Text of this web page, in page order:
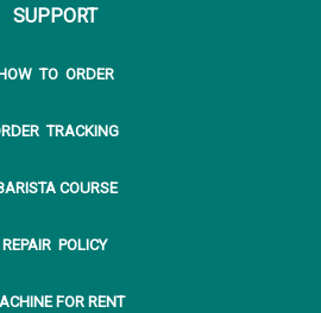
SUPPORT
TO ORDER
TRACKING
COURSE
REPAIR POLICY
FOR RENT